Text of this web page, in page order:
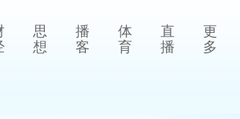
思
想
播
客
体
育
直
播
更
多